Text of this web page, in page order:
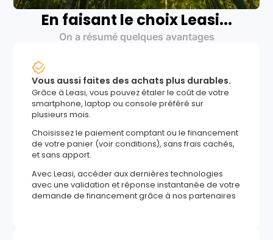
En faisant le choix Leasi...
On a résumé quelques avantages
Vous aussi faites des achats plus durables.
Grâce à Leasi, vous pouvez étaler le coût de votre
smartphone, laptop ou console préféré sur
plusieurs mois.
Choisissez le paiement comptant ou le financement
de votre panier (voir conditions), sans frais cachés,
et sans apport.
Avec Leasi, accéder aux dernières technologies
avec une validation et réponse instantanée de votre
demande de financement grâce à nos partenaires